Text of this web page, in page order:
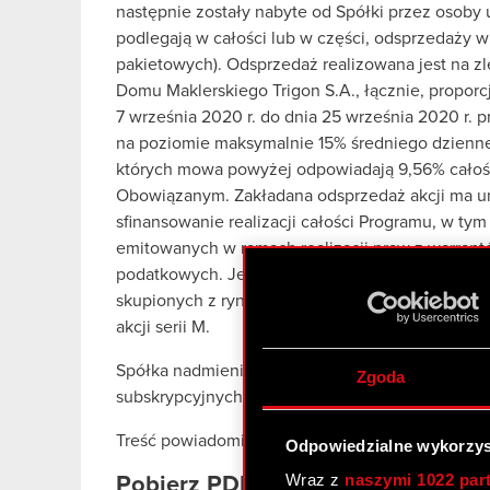
Zgoda
Odpowiedzialne
Wraz z naszymi 1022
następnie zostały nabyte od Spółki przez
podlegają w całości lub w części, odsprzedaży
pakietowych). Odsprzedaż realizowana jest na
Domu Maklerskiego Trigon S.A., łącznie,
7 września 2020 r. do dnia 25 września 2020 r.
na poziomie maksymalnie 15% średniego
których mowa powyżej odpowiadają 9,56%
Obowiązanym. Zakładana odsprzedaż akcji ma
sfinansowanie realizacji całości Programu, w
emitowanych w ramach realizacji praw z
podatkowych. Jednocześnie realizacja części
skupionych z rynku ogranicza rozwodnienie
akcji serii M.
Spółka nadmienia, iż akcje serii M które będą
subskrypcyjnych objęte będą rocznym
Treść powiadomień Spółka przekazuje w